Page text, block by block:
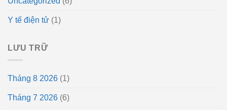
Y tế điện tử (1)
LƯU TRỮ
Tháng 8 2026 (1)
Tháng 7 2026 (6)